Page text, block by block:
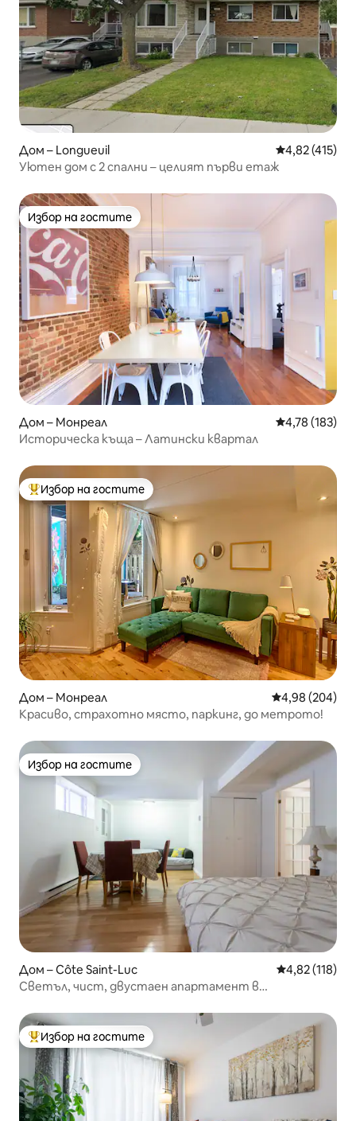
Дом – Longueuil Средна
4,82 (415)
Уютен дом с 2 спални – целият първи етаж
Избор на гостите
Избор на гостите
Дом – Монреал Средна
4,78 (183)
Историческа къща – Латински квартал
Най-популярен избор на гостите
Избор на гостите
Дом – Монреал Средна
4,98 (204)
Красиво, страхотно място, паркинг, до метрото!
Избор на гостите
Избор на гостите
Дом – Côte Saint-Luc Средна
4,82 (118)
Светъл, чист, двустаен апартамент в
Най-популярен избор на гостите
Избор на гостите